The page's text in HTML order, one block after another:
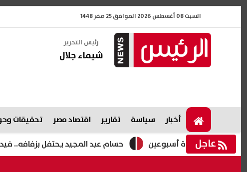
السبت 08 أغسطس 2026 الموافق 25 صفر 1448
رئيس التحرير
شيماء جلال
أخبار سياسة تقارير اقتصاد مصر تحقيقات
عاجل حسام عبد المجيد يحتفل بزفافه.. فيديوهات لمدة أسبوعين